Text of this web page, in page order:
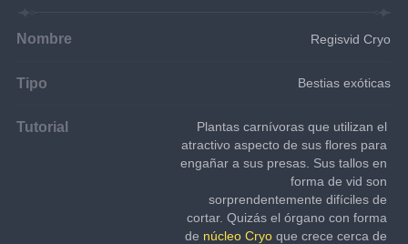
Nombre Regisvid Cryo
Tipo Bestias exóticas
Tutorial
Plantas carnívoras que utilizan el
atractivo aspecto de sus flores para
engañar a sus presas. Sus tallos en
forma de vid son
sorprendentemente difíciles de
cortar. Quizás el órgano con forma
de núcleo Cryo que crece cerca de